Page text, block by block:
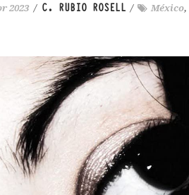
2023 / C. RUBIO ROSELL / México,